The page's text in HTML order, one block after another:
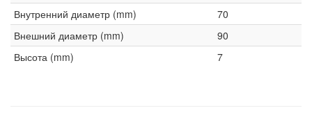
Внутренний диаметр (mm)
70
Внешний диаметр (mm)
90
Высота (mm)
7